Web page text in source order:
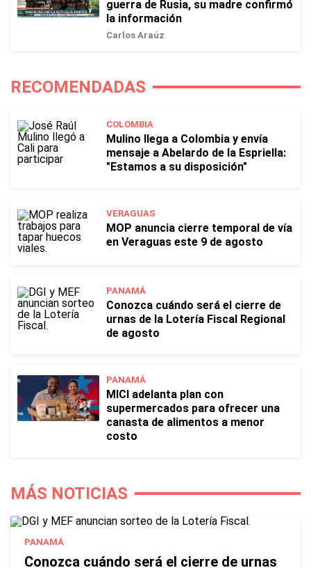
guerra de Rusia, su madre confirmó
la información
Carlos Araúz
RECOMENDADAS
COLOMBIA
Mulino llega a Colombia y envía
mensaje a Abelardo de la Espriella:
"Estamos a su disposición"
VERAGUAS
MOP anuncia cierre temporal de vía
en Veraguas este 9 de agosto
PANAMÁ
Conozca cuándo será el cierre de
urnas de la Lotería Fiscal Regional
de agosto
PANAMÁ
MICI adelanta plan con
supermercados para ofrecer una
canasta de alimentos a menor
costo
MÁS NOTICIAS
PANAMÁ
Conozca cuándo será el cierre de urnas